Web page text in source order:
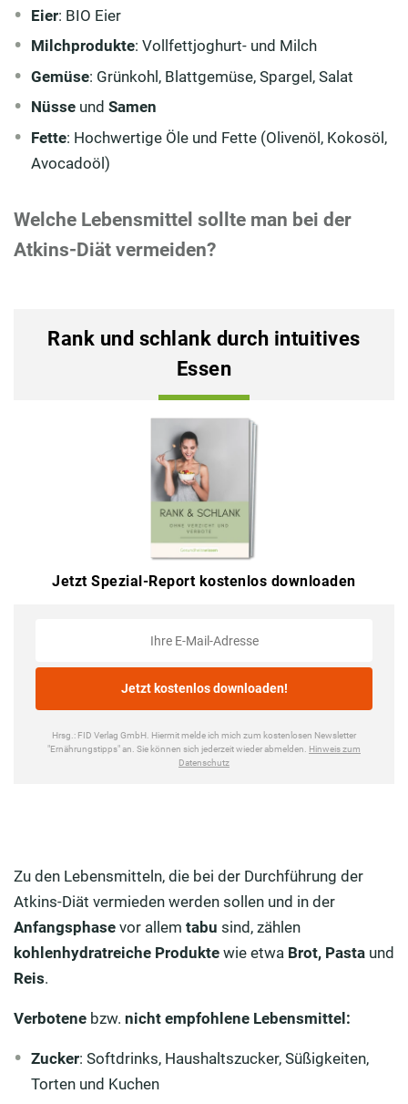
Eier: BIO Eier
Milchprodukte: Vollfettjoghurt- und Milch
Gemüse: Grünkohl, Blattgemüse, Spargel, Salat
Nüsse undSamen
Fette: Hochwertige Öle und Fette (Olivenöl, Kokosöl,
Avocadoöl)
Welche Lebensmittel sollte man bei der
Atkins-Diät vermeiden?
Zu den Lebensmitteln, die bei der Durchführung der
Atkins-Diät vermieden werden sollen und in der
Anfangsphase vor allem tabu sind, zählen
kohlenhydratreiche Produkte wie etwa Brot, Pasta und
Reis.
Verbotene bzw. nicht empfohlene Lebensmittel:
Zucker: Softdrinks, Haushaltszucker, Süßigkeiten,
Torten und Kuchen